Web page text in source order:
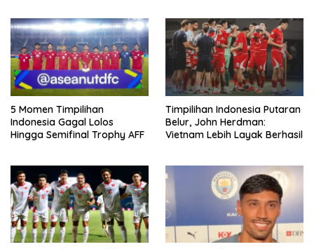
5 Momen Timpilihan
Indonesia Gagal Lolos
Hingga Semifinal Trophy AFF
Timpilihan Indonesia Putaran
Belur, John Herdman:
Vietnam Lebih Layak Berhasil